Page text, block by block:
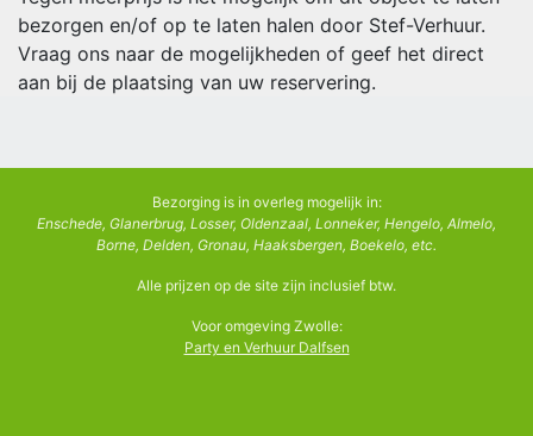
bezorgen en/of op te laten halen door Stef-Verhuur.
Vraag ons naar de mogelijkheden of geef het direct
aan bij de plaatsing van uw reservering.
Bezorging is in overleg mogelijk in:
Enschede, Glanerbrug, Losser, Oldenzaal, Lonneker, Hengelo, Almelo,
Borne, Delden, Gronau, Haaksbergen, Boekelo, etc.
Alle prijzen op de site zijn inclusief btw.
Voor omgeving Zwolle:
Party en Verhuur Dalfsen